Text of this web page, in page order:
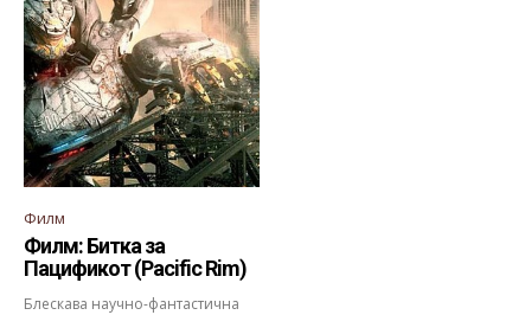
Филм
Филм: Битка за
Пацификот (Pacific Rim)
Блескава научно-фантастична